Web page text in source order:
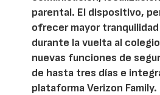
parental. El dispositivo,
ofrecer mayor
durante la vuelta al
nuevas funciones de
de hasta tres días e
plataforma Verizon Family.